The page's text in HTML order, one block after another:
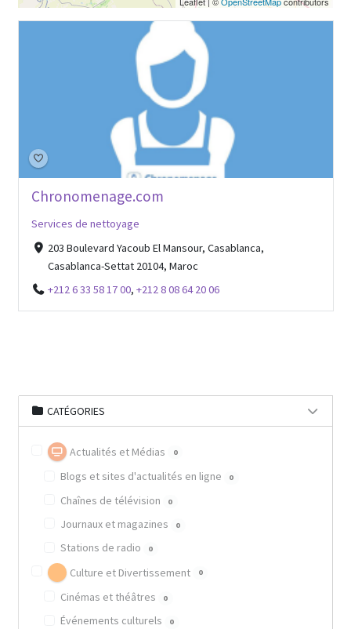
Chronomenage.com
Services de nettoyage
203 Boulevard Yacoub El Mansour, Casablanca,
Casablanca-Settat 20104, Maroc
+212 6 33 58 17 00, +212 8 08 64 20 06
CATÉGORIES
Actualités et Médias 0
Blogs et sites d'actualités en ligne 0
Chaînes de télévision 0
Journaux et magazines 0
Stations de radio 0
Culture et Divertissement 0
Cinémas et théâtres 0
Événements culturels 0